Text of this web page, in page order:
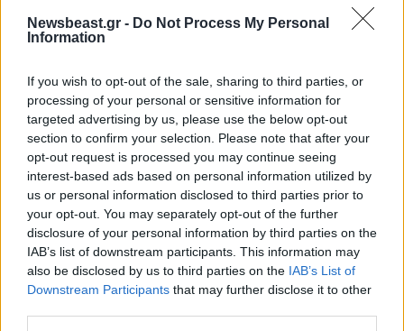
Newsbeast.gr - Do Not Process My Personal
Information
If you wish to opt-out of the sale, sharing to third parties, or
processing of your personal or sensitive information for
targeted advertising by us, please use the below opt-out
section to confirm your selection. Please note that after your
opt-out request is processed you may continue seeing
interest-based ads based on personal information utilized by
us or personal information disclosed to third parties prior to
your opt-out. You may separately opt-out of the further
disclosure of your personal information by third parties on the
IAB’s list of downstream participants. This information may
also be disclosed by us to third parties on the IAB’s List of
Downstream Participants that may further disclose it to other
TRENDING